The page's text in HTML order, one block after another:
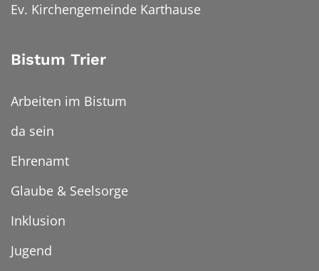
Ev. Kirchengemeinde Karthause
Bistum Trier
Arbeiten im Bistum
da sein
Ehrenamt
Glaube & Seelsorge
Inklusion
Jugend